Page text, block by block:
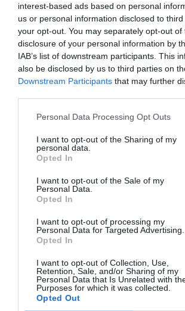
interest-based ads based on personal
us or personal information disclosed to
your opt-out. You may separately opt-out of
disclosure of your personal information by
IAB’s list of downstream participants. This
also be disclosed by us to third parties on
Downstream Participants that may further
Personal Data Processing Opt Outs
I want to opt-out of the Sharing of my
personal data.
Opted In
I want to opt-out of the Sale of my
Personal Data.
Opted In
I want to opt-out of processing my
Personal Data for Targeted Advertising.
Opted In
I want to opt-out of Collection, Use,
Retention, Sale, and/or Sharing of my
Personal Data that Is Unrelated with
Purposes for which it was collected.
Opted Out
Malauradament, l’índex de
deixar de publicar el desembre de
eleccions del 27S hi tenen res a
poder aclarir-ho). Malgrat això, és
sector turístic guanya
tots els països del seu entorn
natural, ja que comparteix marc
suggereix que els hotelers tenen
apujar preus de venda al públic i
als seus empleats, que s'ho
Malgrat que hagin passat vuit
publicació de l’última dada, res fa
tendència hagi canviat massa, ans
com demostra el fet quela
fa més que accelerar.